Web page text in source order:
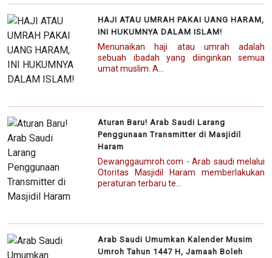
HAJI ATAU UMRAH PAKAI UANG HARAM,
INI HUKUMNYA DALAM ISLAM!
Menunaikan haji atau umrah adalah
sebuah ibadah yang diinginkan semua
umat muslim. A...
Aturan Baru! Arab Saudi Larang
Penggunaan Transmitter di Masjidil
Haram
Dewanggaumroh.com - Arab saudi melalui
Otoritas Masjidil Haram memberlakukan
peraturan terbaru te...
Arab Saudi Umumkan Kalender Musim
Umroh Tahun 1447 H, Jamaah Boleh